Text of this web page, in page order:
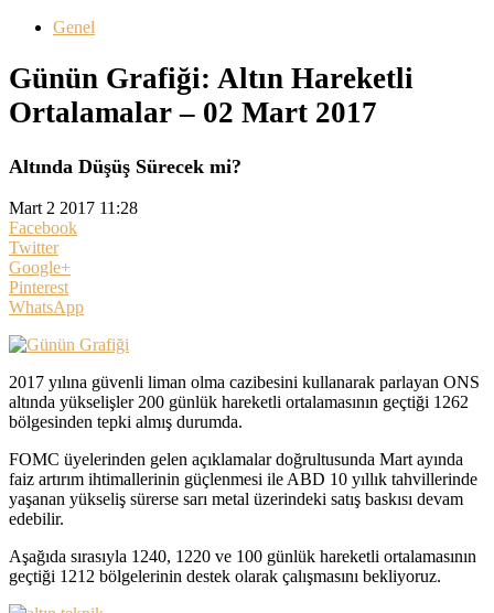
Genel
Günün Grafiği: Altın Hareketli
Ortalamalar – 02 Mart 2017
Altında Düşüş Sürecek mi?
Mart 2 2017 11:28
Facebook
Twitter
Google+
Pinterest
WhatsApp
2017 yılına güvenli liman olma cazibesini kullanarak parlayan ONS
altında yükselişler 200 günlük hareketli ortalamasının geçtiği 1262
bölgesinden tepki almış durumda.
FOMC üyelerinden gelen açıklamalar doğrultusunda Mart ayında
faiz artırım ihtimallerinin güçlenmesi ile ABD 10 yıllık tahvillerinde
yaşanan yükseliş sürerse sarı metal üzerindeki satış baskısı devam
edebilir.
Aşağıda sırasıyla 1240, 1220 ve 100 günlük hareketli ortalamasının
geçtiği 1212 bölgelerinin destek olarak çalışmasını bekliyoruz.